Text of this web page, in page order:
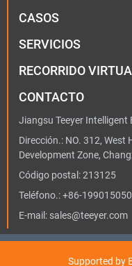
CASOS
SERVICIOS
RECORRIDO
CONTACTO
Jiangsu Teeyer Intelligent
Dirección.: NO. 312, West
Development Zone,
Código postal: 213125
Teléfono.:+86-
E-mail: sales@teeyer.com
Supported by